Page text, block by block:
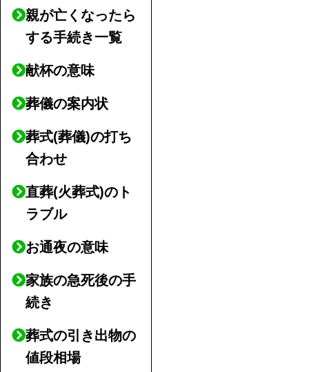
親が亡くなったら
する手続き一覧
献杯の意味
葬儀の案内状
葬式(葬儀)の打ち
合わせ
直葬(火葬式)のト
ラブル
お通夜の意味
家族の急死後の手
続き
葬式の引き出物の
値段相場